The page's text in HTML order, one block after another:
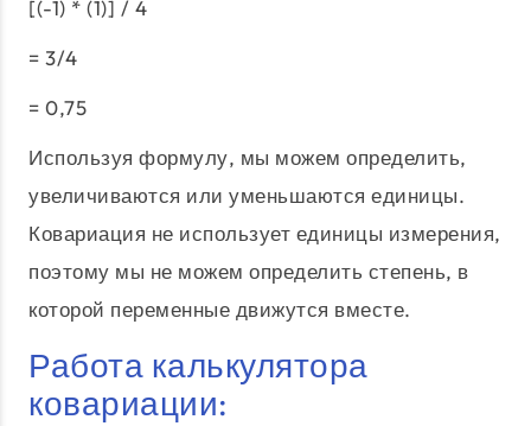
[(-1) * (1)] / 4
= 3/4
= 0,75
Используя формулу, мы можем определить,
увеличиваются или уменьшаются единицы.
Ковариация не использует единицы измерения,
поэтому мы не можем определить степень, в
которой переменные движутся вместе.
Работа калькулятора
ковариации: